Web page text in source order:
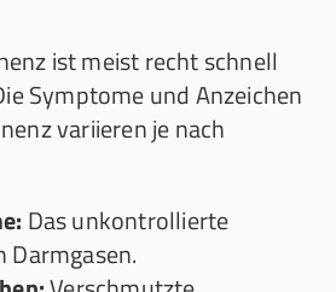
ist meist recht schnell
Symptome und Anzeichen
variieren je nach
Das unkontrollierte
Darmgasen.